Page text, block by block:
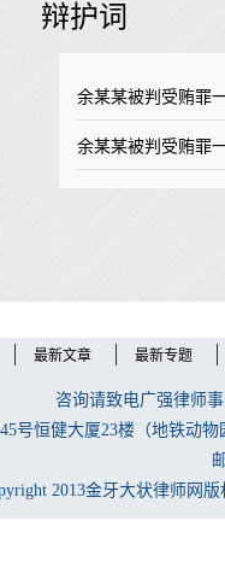
辩护词
余某某被判受贿罪
余某某被判受贿罪
最新文章 最新专题
咨询请致电广强律师
号恒健大厦23楼（地铁动
2013金牙大状律师网